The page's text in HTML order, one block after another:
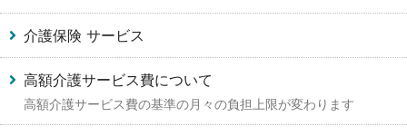
介護保険 サービス
高額介護サービス費について
高額介護サービス費の基準の月々の負担上限が変わります